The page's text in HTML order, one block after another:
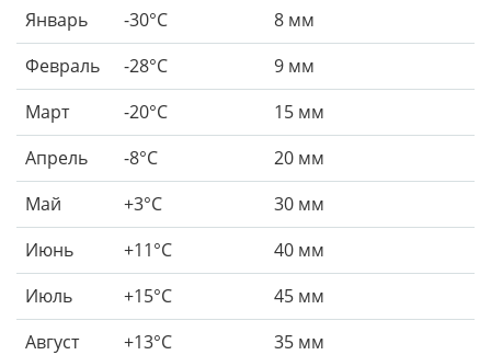
Январь
-30°C
8 мм
Февраль
-28°C
9 мм
Март
-20°C
15 мм
Апрель
-8°C
20 мм
Май
+3°C
30 мм
Июнь
+11°C
40 мм
Июль
+15°C
45 мм
Август
+13°C
35 мм